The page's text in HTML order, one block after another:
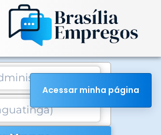
Acessar minha página